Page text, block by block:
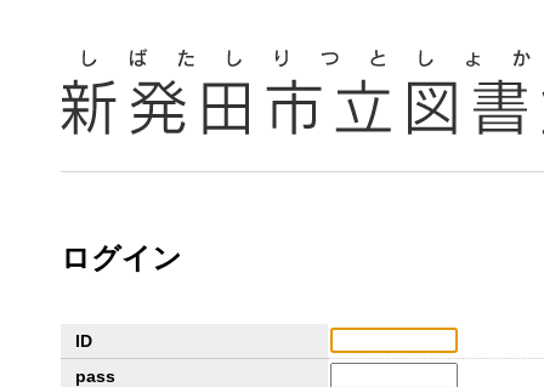
ログイン
ID
pass